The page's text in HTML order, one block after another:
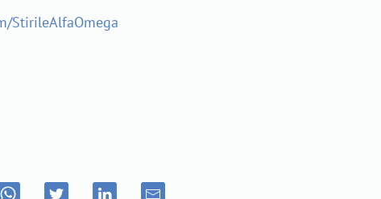
StirileAlfaOmega